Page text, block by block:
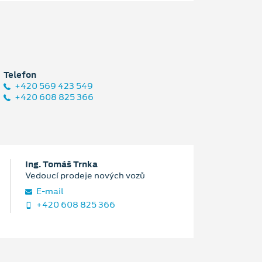
Telefon
+420 569 423 549
+420 608 825 366
Ing. Tomáš Trnka
Vedoucí prodeje nových vozů
E‑mail
+420 608 825 366